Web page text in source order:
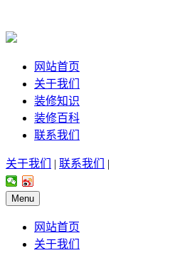
网站首页
关于我们
装修知识
装修百科
联系我们
关于我们 | 联系我们 |
Menu
网站首页
关于我们